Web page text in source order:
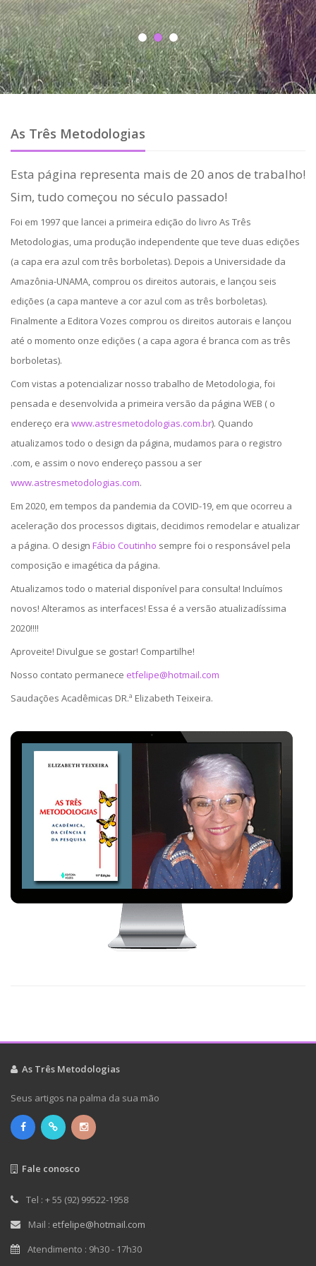
As Três Metodologias
Esta página representa mais de 20 anos de trabalho!
Sim, tudo começou no século passado!
Foi em 1997 que lancei a primeira edição do livro As Três
Metodologias, uma produção independente que teve duas edições
(a capa era azul com três borboletas). Depois a Universidade da
Amazônia-UNAMA, comprou os direitos autorais, e lançou seis
edições (a capa manteve a cor azul com as três borboletas).
Finalmente a Editora Vozes comprou os direitos autorais e lançou
até o momento onze edições ( a capa agora é branca com as três
borboletas).
Com vistas a potencializar nosso trabalho de Metodologia, foi
pensada e desenvolvida a primeira versão da página WEB ( o
endereço era www.astresmetodologias.com.br). Quando
atualizamos todo o design da página, mudamos para o registro
.com, e assim o novo endereço passou a ser
www.astresmetodologias.com.
Em 2020, em tempos da pandemia da COVID-19, em que ocorreu a
aceleração dos processos digitais, decidimos remodelar e atualizar
a página. O design Fábio Coutinho sempre foi o responsável pela
composição e imagética da página.
Atualizamos todo o material disponível para consulta! Incluímos
novos! Alteramos as interfaces! Essa é a versão atualizadíssima
2020!!!!
Aproveite! Divulgue se gostar! Compartilhe!
Nosso contato permanece etfelipe@hotmail.com
Saudações Acadêmicas DR.ª Elizabeth Teixeira.
As Três Metodologias
Seus artigos na palma da sua mão
Fale conosco
Tel : + 55 (92) 99522-1958
Mail : etfelipe@hotmail.com
Atendimento : 9h30 - 17h30